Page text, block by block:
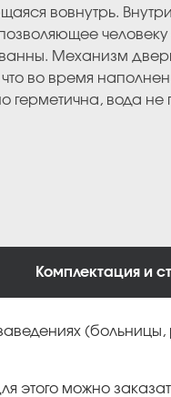
вовнутрь.
человеку
ванны. Механизм
во время
герметична, вода не
Комплектация и
этого можно